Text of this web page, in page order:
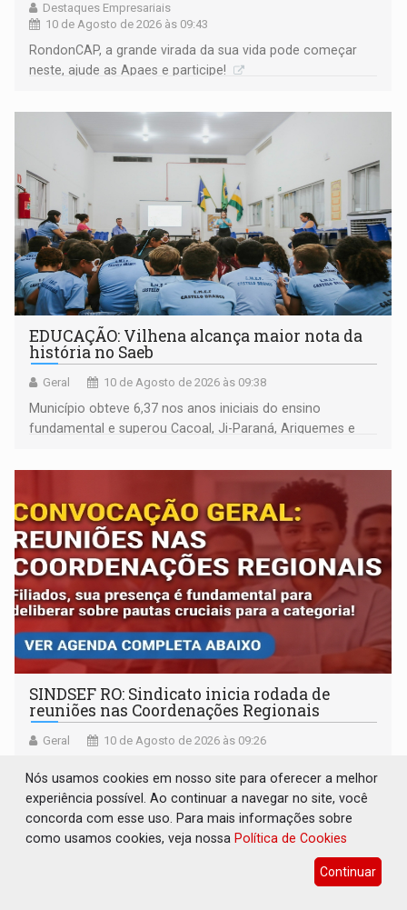
Destaques Empresariais
10 de Agosto de 2026 às 09:43
RondonCAP, a grande virada da sua vida pode começar
neste, ajude as Apaes e participe!
EDUCAÇÃO: Vilhena alcança maior nota da
história no Saeb
Geral 10 de Agosto de 2026 às 09:38
Município obteve 6,37 nos anos iniciais do ensino
fundamental e superou Cacoal, Ji-Paraná, Ariquemes e
SINDSEF RO: Sindicato inicia rodada de
reuniões nas Coordenações Regionais
Geral 10 de Agosto de 2026 às 09:26
Nós usamos cookies em nosso site para oferecer a melhor
experiência possível. Ao continuar a navegar no site, você
concorda com esse uso. Para mais informações sobre
como usamos cookies, veja nossa Política de Cookies
Continuar